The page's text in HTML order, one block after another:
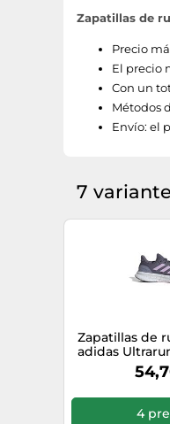
Zapatillas de
Precio
El precio
Con un
Métodos
Envío: el
7
Zapatillas de
adidas
4